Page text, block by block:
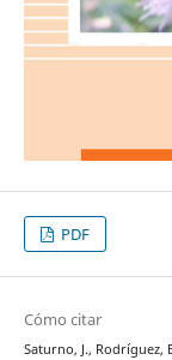
PDF
Cómo citar
Saturno, J., Rodríguez,